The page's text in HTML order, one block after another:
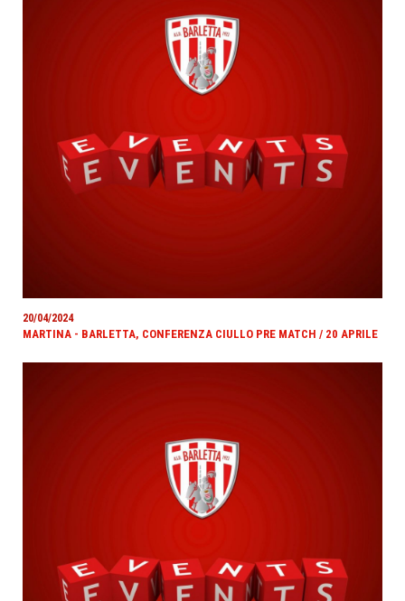
20/04/2024
MARTINA - BARLETTA, CONFERENZA CIULLO PRE MATCH / 20 APRILE